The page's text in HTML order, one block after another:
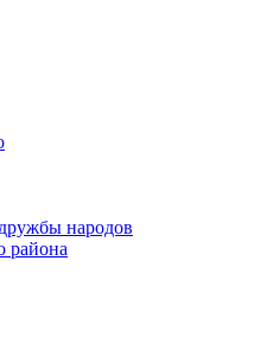
народов
района